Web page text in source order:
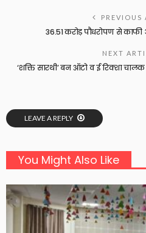
PREVIOUS
36.51 करोड़ पौधरोपण से
NEXT
‘शक्ति सारथी’ बन ऑटो व ई रिक्शा
LEAVE A REPLY
You Might Also Like